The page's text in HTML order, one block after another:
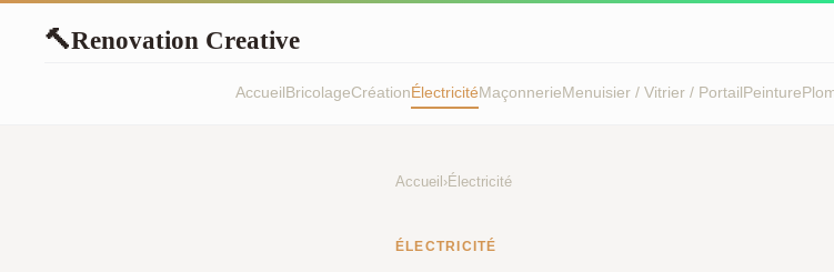
🔨Renovation Creative
AccueilBricolageCréationÉlectricitéMaçonnerieMenuisier / Vitrier / PortailPeinture
Accueil ›Électricité
ÉLECTRICITÉ